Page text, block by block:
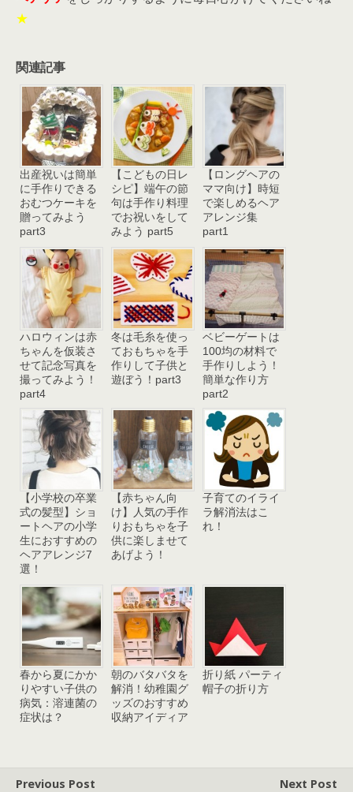
★
関連記事
出産祝いは簡単
に手作りできる
おむつケーキを
贈ってみよう
part3
【こどもの日レ
シピ】端午の節
句は手作り料理
でお祝いをして
みよう part5
【ロングヘアの
ママ向け】時短
で楽しめるヘア
アレンジ集
part1
ハロウィンは赤
ちゃんを仮装さ
せて記念写真を
撮ってみよう！
part4
冬は毛糸を使っ
ておもちゃを手
作りして子供と
遊ぼう！part3
ベビーゲートは
100均の材料で
手作りしよう！
簡単な作り方
part2
【小学校の卒業
式の髪型】ショ
ートヘアの小学
生におすすめの
ヘアアレンジ7
選！
【赤ちゃん向
け】人気の手作
りおもちゃを子
供に楽しませて
あげよう！
子育てのイライ
ラ解消法はこ
れ！
春から夏にかか
りやすい子供の
病気：溶連菌の
症状は？
朝のバタバタを
解消！幼稚園グ
ッズのおすすめ
収納アイディア
折り紙 パーティ
帽子の折り方
Previous Post
Next Post